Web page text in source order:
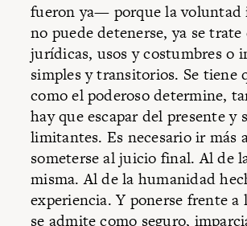
fueron ya— porque la voluntad
no puede detenerse, ya se
jurídicas, usos y costumbres o
simples y transitorios. Se tiene
como el poderoso determine,
hay que escapar del presente y
limitantes. Es necesario ir más
someterse al juicio final. Al de
misma. Al de la humanidad
experiencia. Y ponerse frente a
se admite como seguro,